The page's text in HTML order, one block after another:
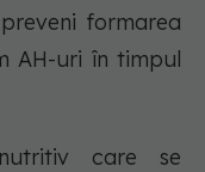
formarea
AH-uri în timpul
care se